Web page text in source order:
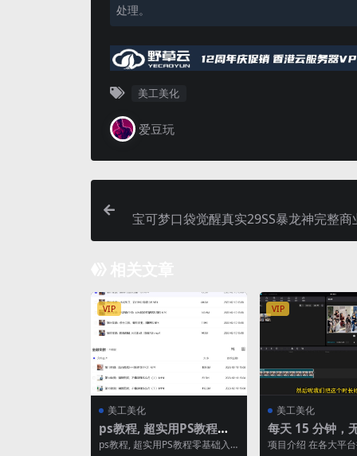
处理。
美工美化
爱豆玩
宝可梦口袋觉醒真实29SS暴龙神完整商
_真实暴龙神超梦XQ萌卡通回合
VIP
美工美化
ps教程, 超实用PS教程零
基础入门
ps教程, 超实用PS教程零基础入
VIP
美工美化
每天 15 分钟，
辑，轻松做出长
项目介绍 在各大平